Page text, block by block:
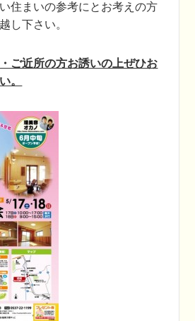
住まいの参考にとお考えの方
し下さい。
ご近所の方お誘いの上ぜひお
。